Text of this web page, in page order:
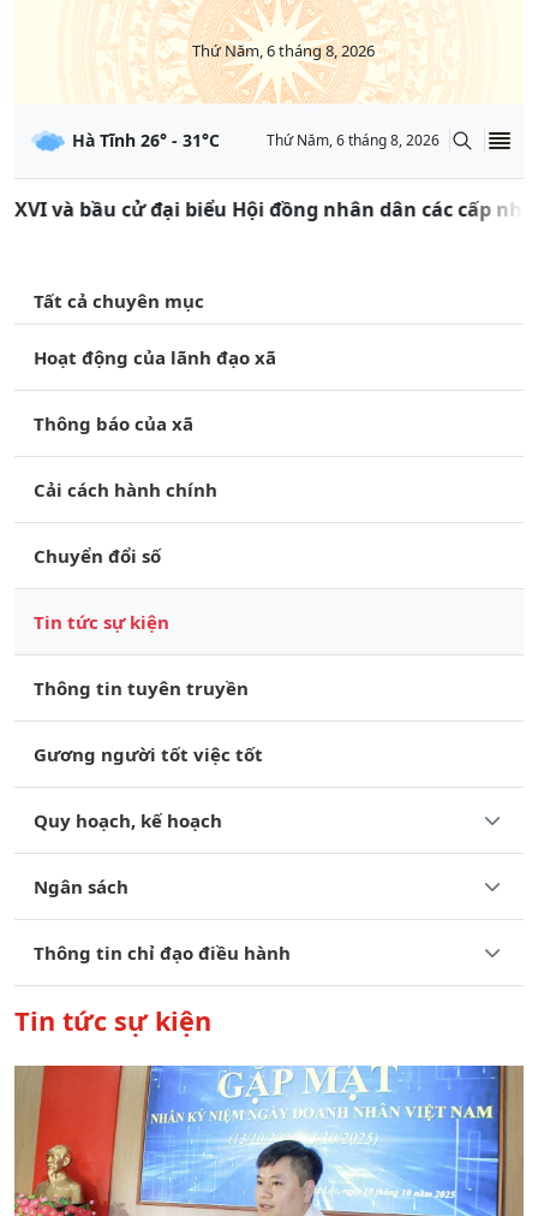
Thứ Năm, 6 tháng 8, 2026
Hà Tĩnh 26° - 31°C Thứ Năm, 6 tháng 8, 2026
bầu cử đại biểu Hội đồng nhân dân các cấp nhiệm kỳ
Tất cả chuyên mục
Hoạt động của lãnh đạo xã
Thông báo của xã
Cải cách hành chính
Chuyển đổi số
Tin tức sự kiện
Thông tin tuyên truyền
Gương người tốt việc tốt
Quy hoạch, kế hoạch
Ngân sách
Thông tin chỉ đạo điều hành
Tin tức sự kiện